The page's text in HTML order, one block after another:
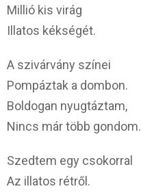
Millió kis virág
Illatos kékségét.
A szivárvány színei
Pompáztak a dombon.
Boldogan nyugtáztam,
Nincs már több gondom.
Szedtem egy csokorral
Az illatos rétről.